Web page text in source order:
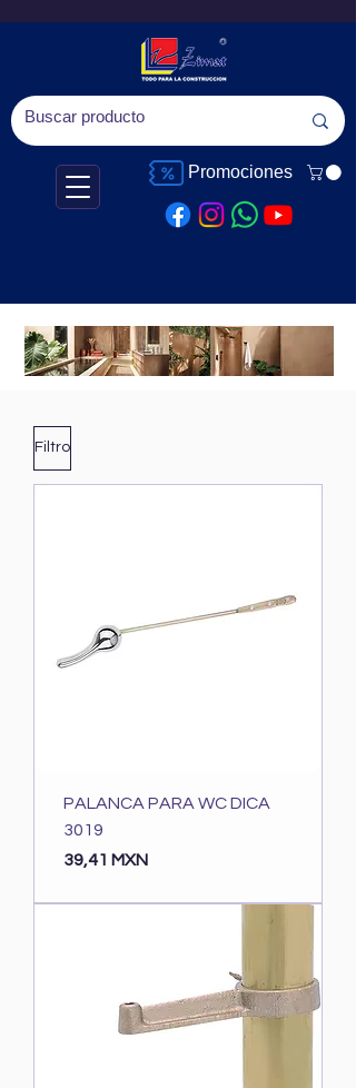
Promociones
MODERNISMO MEXICANO EN CADA
RINCÓN
Conoce mas de los productos de
Filtro
PALANCA PARA WC DICA
3019
Precio
39,41 MXN